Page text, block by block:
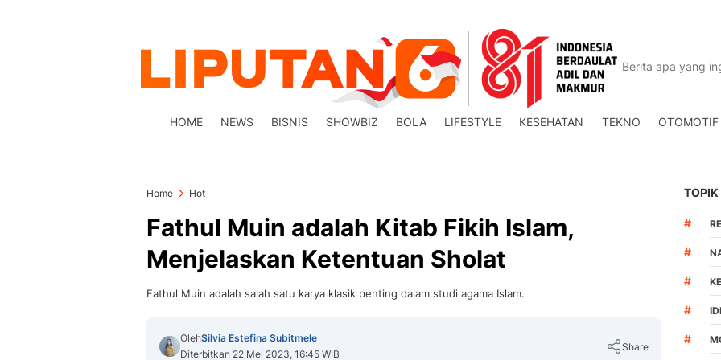
HOME NEWS BISNIS SHOWBIZ BOLA LIFESTYLE KESEHATAN TEKNO OTOMOTIF
Home Hot
Fathul Muin adalah Kitab Fikih Islam,
Menjelaskan Ketentuan Sholat
Fathul Muin adalah salah satu karya klasik penting dalam studi agama Islam.
OlehSilvia Estefina Subitmele
Diterbitkan 22 Mei 2023, 16:45 WIB
Share
TOPIK
#
#
#
#
#